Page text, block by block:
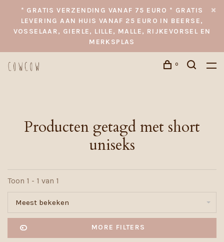
* GRATIS VERZENDING VANAF 75 EURO * GRATIS
LEVERING AAN HUIS VANAF 25 EURO IN BEERSE,
VOSSELAAR, GIERLE, LILLE, MALLE, RIJKEVORSEL EN
MERKSPLAS
0
Producten getagd met short
uniseks
Toon 1 - 1 van 1
Meest bekeken
MORE FILTERS